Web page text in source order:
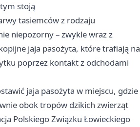
stoją
tasiemców z rodzaju
niepozorny – zwykle wraz z
jaja pasożyta, które trafiają na
poprzez kontakt z odchodami
jaja pasożyta w miejscu, gdzie
obok tropów dzikich zwierząt
Polskiego Związku Łowieckiego